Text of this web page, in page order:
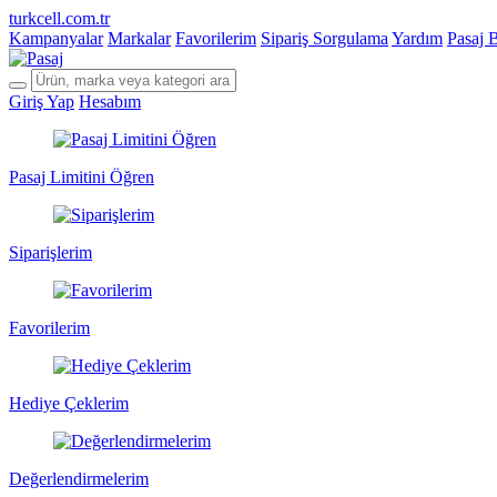
turkcell.com.tr
Kampanyalar Markalar Favorilerim Sipariş Sorgulama Yardım Pasaj
Giriş Yap Hesabım
Pasaj Limitini Öğren
Siparişlerim
Favorilerim
Hediye Çeklerim
Değerlendirmelerim